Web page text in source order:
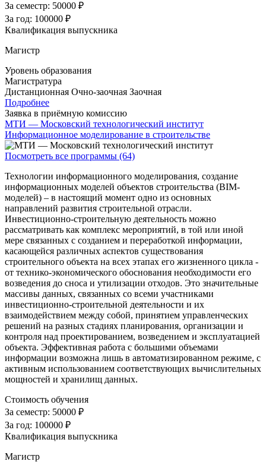
За семестр: 50000 ₽
За год: 100000 ₽
Квалификация выпускника
Магистр
Уровень образования
Магистратура
Дистанционная Очно-заочная Заочная
Подробнее
Заявка в приёмную комиссию
МТИ — Московский технологический институт
Информационное моделирование в строительстве
Посмотреть все программы (64)
Технологии информационного моделирования, создание
информационных моделей объектов строительства (BIM-
моделей) – в настоящий момент одно из основных
направлений развития строительной отрасли.
Инвестиционно-строительную деятельность можно
рассматривать как комплекс мероприятий, в той или иной
мере связанных с созданием и переработкой информации,
касающейся различных аспектов существования
строительного объекта на всех этапах его жизненного цикла -
от технико-экономического обоснования необходимости его
возведения до сноса и утилизации отходов. Это значительные
массивы данных, связанных со всеми участниками
инвестиционно-строительной деятельности и их
взаимодействием между собой, принятием управленческих
решений на разных стадиях планирования, организации и
контроля над проектированием, возведением и эксплуатацией
объекта. Эффективная работа с большими объемами
информации возможна лишь в автоматизированном режиме, с
активным использованием соответствующих вычислительных
мощностей и хранилищ данных.
Стоимость обучения
За семестр: 50000 ₽
За год: 100000 ₽
Квалификация выпускника
Магистр